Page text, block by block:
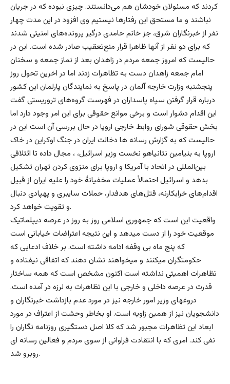
کردند که مسئولان خودشان هم می‌دانستند. چیزی نبوده که در جریان
نباشند و ما مستحق این رفتارها نیستیم وی افزود در این مدت چهار
نفر از خبرنگاران شرق، جز خانم حامدی درگیر پرونده‌های امنیتی شدند
که برای دو نفر از آنها ظاهرا قرار منع‌تعقیب صادر شده است. این در
حالیست که امروز جمعه مردم در زاهدان بعد از نماز جمعه و سخنان
امام جمعه زاهدان دست به تظاهرات زدند اما در اخرین تحول روز
پنجشنبه وزارت خارجه آلمان در پاسخ به نمایندگان پارلمان این کشور
درباره قرار گرفتن سپاه پاسداران در فهرست گروه‌های تروریستی گفت
این اقدام دشوار است و برخی موانع حقوقی برای این امر وجود دارد اما
بخش حقوقی شورای روابط خارجی اروپا در حال بررسی آن است این در
حالیست که به گزارش رسانه ها دخالت ایران در جنگ اوکراین در خاک
اروپا به بنیامین نتانیاهو نخست وزیر اسرائیل، ، مجال داده تا ائتلافی
بین‌المللی در اتحاد با آمریکا و اروپا برای منزوی کردن تهران تشکیل
بدهد و اسرائیل احتمالاً عملیات مخفیانۀ خود را علیه ایران از قبیل
اقدام‌های خرابکارنه، قتل‌های هدفدار، حملات سایبری و پهپادی دنبال
و تقویت خواهد کرد.
واقعیت این است که جمهوری اسلامی روز به روز در عرصه دیپلماتیک
موقعیت خود را از دست میدهد و این نتیجه اعتراضات خیابانی است
که پنج ماه بی وقفه ادامه داشته است. بر خلاف ادعایی که
حکومتگران میکنند و میخواهند نشان دهند که اتفاقی نیفتاده و
تظاهرات اهمیتی نداشته است اکنون مشخص است که همه ساختار
قدرت در عرصه داخلی و خارجی با این تظاهرات به لرزه در آمده است.
دروغهای وزیر امور خارجه نیز در مورد عدم بازداشت خبرنگاران و
دانشجویان نیز از همین زاویه است. او بخاطر وحشت از اعتراف در مورد
ابعاد این تظاهرات مجبور شد که کلا اصل دستگیری روزنامه نگاران را
نفی کند. امری که با انتقادت فراوانی از سوی مردم و فعالین رسانه ای
روبرو شد.